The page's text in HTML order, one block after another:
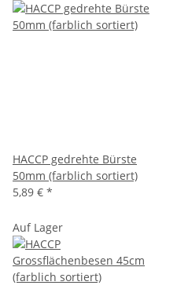
HACCP gedrehte Bürste
50mm (farblich sortiert)
5,89 € *
Auf Lager